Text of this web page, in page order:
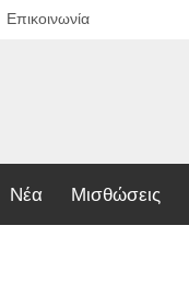
Επικοινωνία
Νέα Μισθώσεις